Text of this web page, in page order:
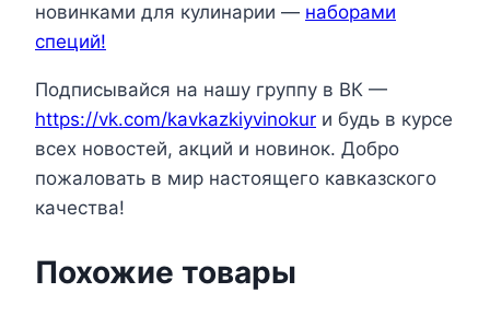
новинками для кулинарии — наборами
специй!
Подписывайся на нашу группу в ВК —
https://vk.com/kavkazkiyvinokur и будь в курсе
всех новостей, акций и новинок. Добро
пожаловать в мир настоящего кавказского
качества!
Похожие товары